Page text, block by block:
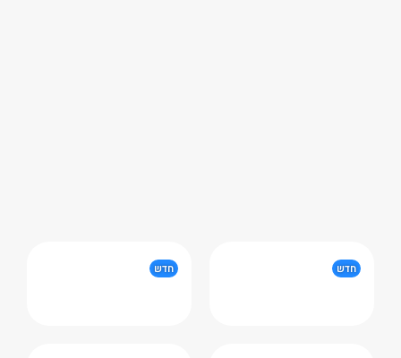
חדש חדש